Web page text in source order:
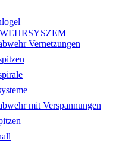
Vernetzungen
mit Verspannungen